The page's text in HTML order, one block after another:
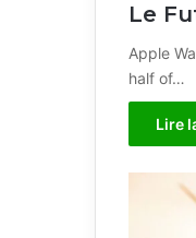
Le
Apple
half of…
Lire